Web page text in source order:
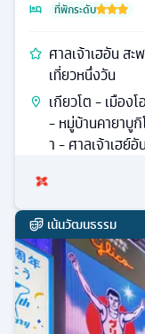
ที่พักระดับ
ศาลเจ้าเฮอัน ส
เที่ยวหนึ่งวัน
เกียวโต - เมือง
- หมู่บ้านคายาบูกิ
า - ศาลเจ้าเฮย์อัน
เน้นวัฒนธรรม